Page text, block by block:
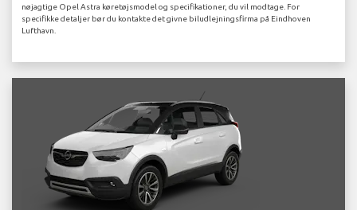
nøjagtige Opel Astra køretøjsmodel og specifikationer, du vil modtage. For
specifikke detaljer bør du kontakte det givne biludlejningsfirma på Eindhoven
Lufthavn.